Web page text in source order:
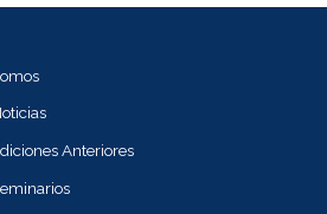
Anteriores